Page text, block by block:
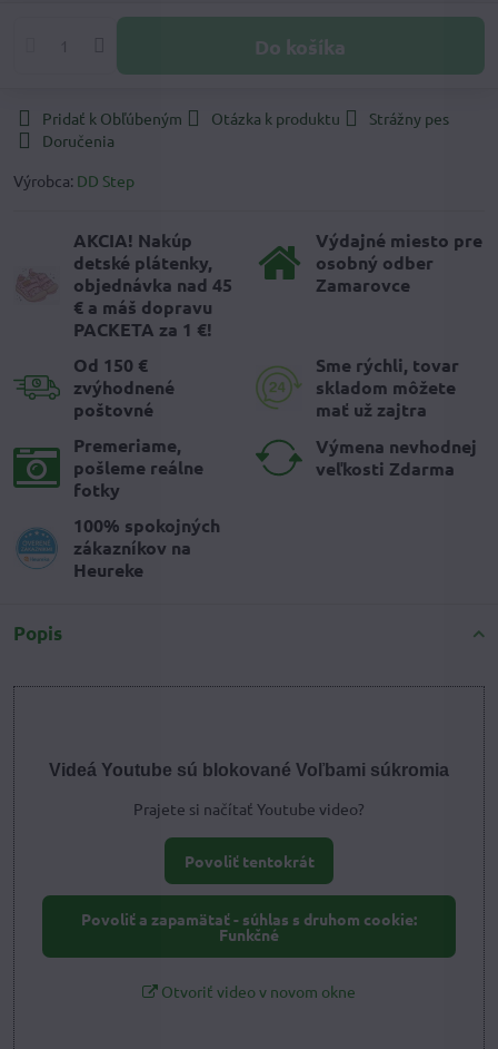
Do košíka
Pridať k Obľúbeným Otázka k produktu
Strážny pes
Doručenia
Výrobca: DD Step
AKCIA! Nakúp
detské plátenky,
objednávka nad 45
€ a máš dopravu
PACKETA za 1 €!
Výdajné miesto pre
osobný odber
Zamarovce
Od 150 €
zvýhodnené
poštovné
Sme rýchli, tovar
skladom môžete
mať už zajtra
Premeriame,
pošleme reálne
fotky
Výmena nevhodnej
veľkosti Zdarma
100% spokojných
zákazníkov na
Heureke
Popis
Videá Youtube sú blokované Voľbami súkromia
Prajete si načítať Youtube video?
Povoliť tentokrát
Povoliť a zapamätať - súhlas s druhom cookie:
Funkčné
Otvoriť video v novom okne